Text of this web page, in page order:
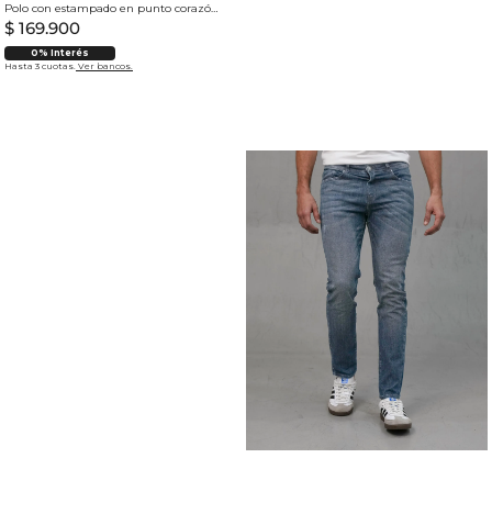
Polo con estampado en punto corazón para hombre
$ 169.900
0% Interés
Hasta 3 cuotas. Ver bancos.